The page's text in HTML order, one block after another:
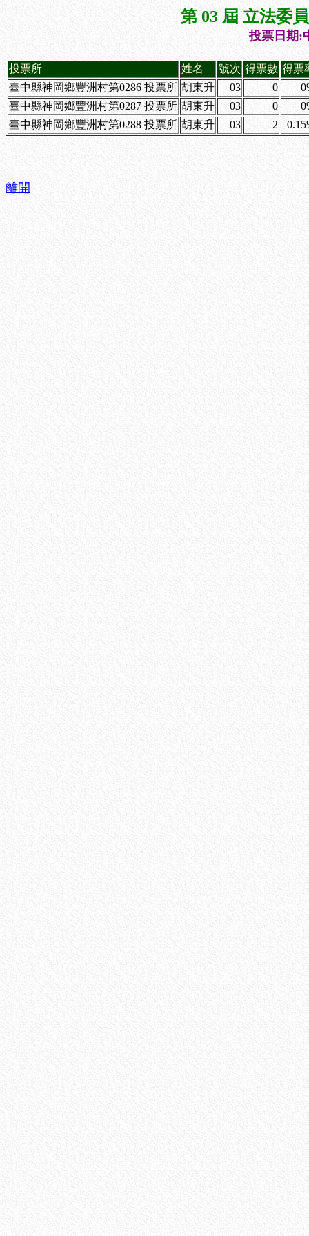
第 03 屆 立法委
投票日期:
投票所 姓名 號次 得票數 得票
臺中縣神岡鄉豐洲村第0286 投票所 胡東升 03 0
臺中縣神岡鄉豐洲村第0287 投票所 胡東升 03 0
臺中縣神岡鄉豐洲村第0288 投票所 胡東升 03 2
離開